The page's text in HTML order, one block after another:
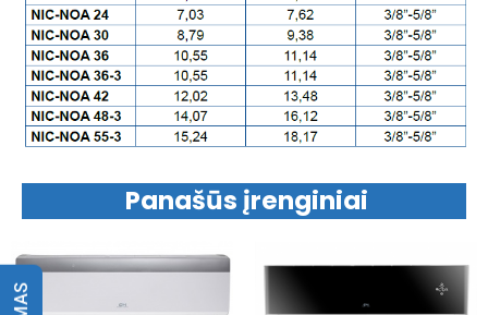
Panašūs įrenginiai